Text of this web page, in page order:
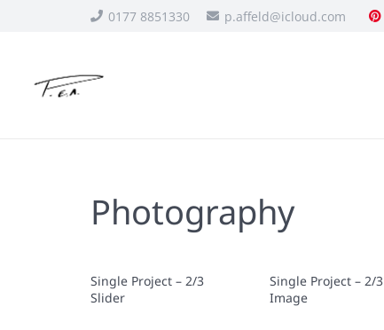
0177 8851330 p.affeld@icloud.com
Photography
Single Project – 2/3
Slider
Single Project – 2/3
Image